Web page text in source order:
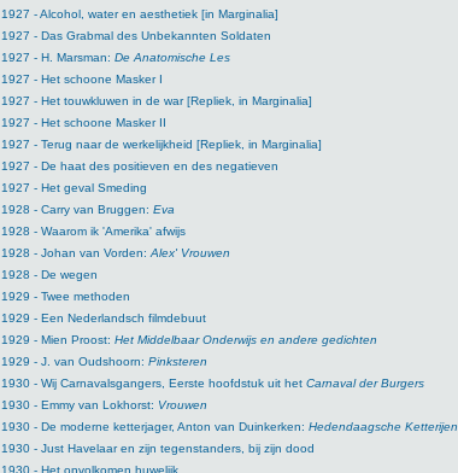
1927 - Alcohol, water en aesthetiek [in Marginalia]
1927 - Das Grabmal des Unbekannten Soldaten
1927 - H. Marsman: De Anatomische Les
1927 - Het schoone Masker I
1927 - Het touwkluwen in de war [Repliek, in Marginalia]
1927 - Het schoone Masker II
1927 - Terug naar de werkelijkheid [Repliek, in Marginalia]
1927 - De haat des positieven en des negatieven
1927 - Het geval Smeding
1928 - Carry van Bruggen: Eva
1928 - Waarom ik 'Amerika' afwijs
1928 - Johan van Vorden: Alex' Vrouwen
1928 - De wegen
1929 - Twee methoden
1929 - Een Nederlandsch filmdebuut
1929 - Mien Proost: Het Middelbaar Onderwijs en andere gedichten
1929 - J. van Oudshoorn: Pinksteren
1930 - Wij Carnavalsgangers, Eerste hoofdstuk uit het Carnaval der Burgers
1930 - Emmy van Lokhorst: Vrouwen
1930 - De moderne ketterjager, Anton van Duinkerken: Hedendaagsche Ketterijen
1930 - Just Havelaar en zijn tegenstanders, bij zijn dood
1930 - Het onvolkomen huwelijk